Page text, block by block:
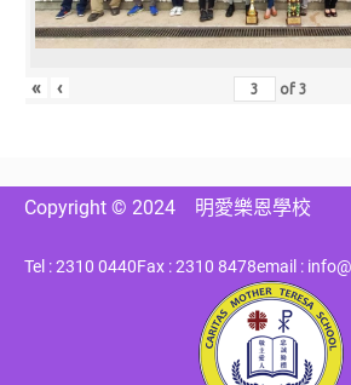
« ‹ of3
Copyright © 2024 明愛樂恩學校
Tel : 2310 0440Fax : 2310 8478email :